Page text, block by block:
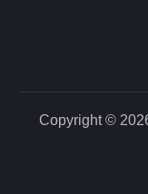
Copyright ©